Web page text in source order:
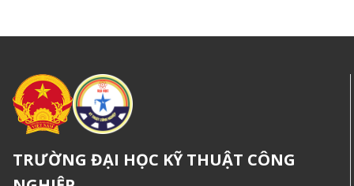
TRƯỜNG ĐẠI HỌC KỸ THUẬT CÔNG